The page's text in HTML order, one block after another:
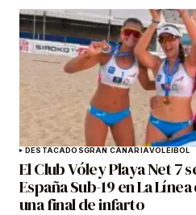
DESTACADOSGRAN CANARIAVOLEIBOL
El Club Vóley Playa Net 7
España Sub-19 en La
una final de infarto